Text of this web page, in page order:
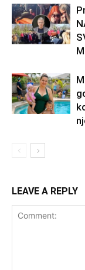
LEAVE A REPLY